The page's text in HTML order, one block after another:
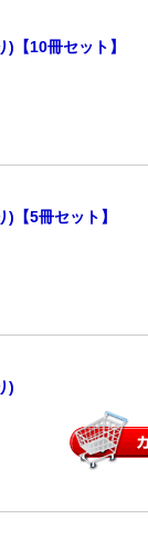
【10冊セット】
【5冊セット】
)